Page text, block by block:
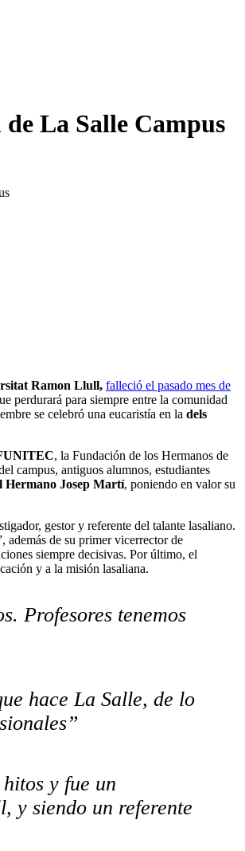
La Salle Campus
Ramon Llull, falleció el pasado mes de
perdurará para siempre entre la comunidad
se celebró una eucaristía en la dels
, la Fundación de los Hermanos de
campus, antiguos alumnos, estudiantes
Hermano Josep Martí, poniendo en valor su
gestor y referente del talante lasaliano.
de su primer vicerrector de
siempre decisivas. Por último, el
y a la misión lasaliana.
Profesores tenemos
hace La Salle, de lo
y fue un
y siendo un referente